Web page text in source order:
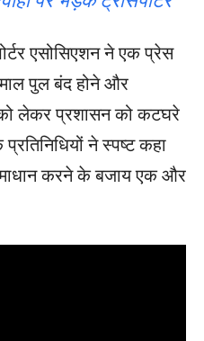
एसोसिएशन ने एक प्रेस
पुल बंद होने और
को लेकर प्रशासन को कटघरे
ने स्पष्ट कहा
करने के बजाय एक और